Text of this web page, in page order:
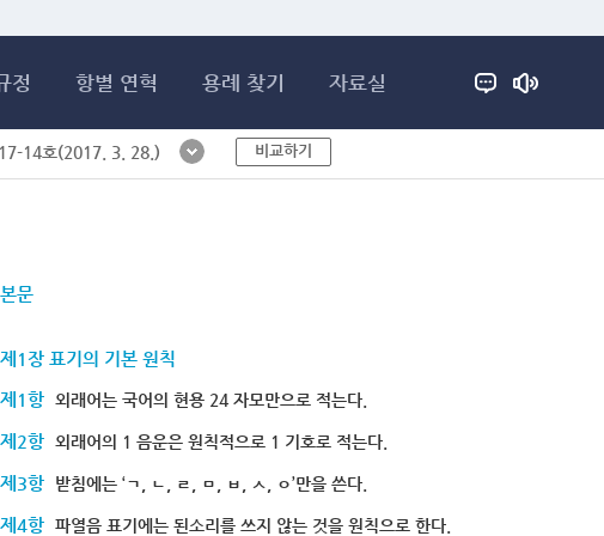
정 항별 연혁 용례 찾기 자료실
14호(2017. 3. 28.) 비교하기
본문
제1장 표기의 기본 원칙
제1항 외래어는 국어의 현용 24 자모만으로 적는다.
제2항 외래어의 1 음운은 원칙적으로 1 기호로 적는다.
제3항 받침에는 ‘ㄱ, ㄴ, ㄹ, ㅁ, ㅂ, ㅅ, ㅇ’만을 쓴다.
제4항 파열음 표기에는 된소리를 쓰지 않는 것을 원칙으로 한다.